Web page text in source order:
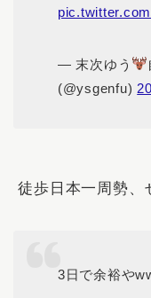
— 末次ゆう
(@ysgenfu)
徒歩日本一周勢、
3日で余裕や